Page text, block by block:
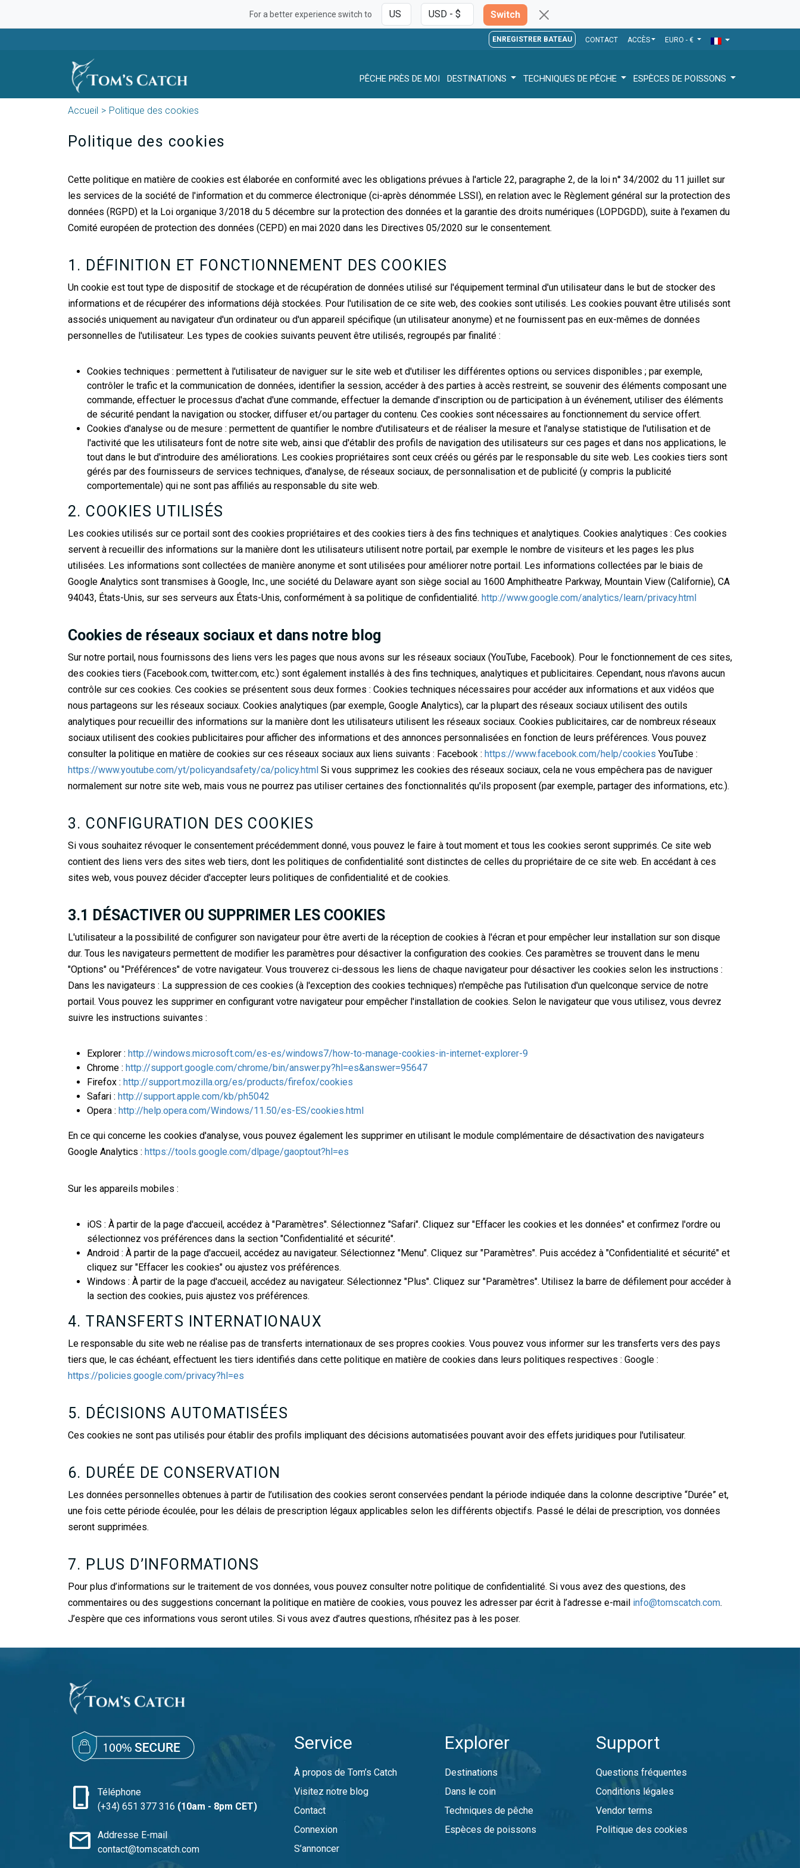
For a better experience switch to Switch
ENREGISTRER BATEAU CONTACT ACCÈS EURO - €
PÊCHE PRÈS DE MOI DESTINATIONS TECHNIQUES DE PÊCHE ESPÈCES DE POISSONS
Accueil Politique des cookies
Politique des cookies
Cette politique en matière de cookies est élaborée en conformité avec les obligations prévues à l'article 22, paragraphe 2, de la loi n° 34/2002 du 11 juillet sur
les services de la société de l'information et du commerce électronique (ci-après dénommée LSSI), en relation avec le Règlement général sur la protection des
données (RGPD) et la Loi organique 3/2018 du 5 décembre sur la protection des données et la garantie des droits numériques (LOPDGDD), suite à l'examen du
Comité européen de protection des données (CEPD) en mai 2020 dans les Directives 05/2020 sur le consentement.
1. DÉFINITION ET FONCTIONNEMENT DES COOKIES
Un cookie est tout type de dispositif de stockage et de récupération de données utilisé sur l'équipement terminal d'un utilisateur dans le but de stocker des
informations et de récupérer des informations déjà stockées. Pour l'utilisation de ce site web, des cookies sont utilisés. Les cookies pouvant être utilisés sont
associés uniquement au navigateur d'un ordinateur ou d'un appareil spécifique (un utilisateur anonyme) et ne fournissent pas en eux-mêmes de données
personnelles de l'utilisateur. Les types de cookies suivants peuvent être utilisés, regroupés par finalité :
Cookies techniques : permettent à l'utilisateur de naviguer sur le site web et d'utiliser les différentes options ou services disponibles ; par exemple,
contrôler le trafic et la communication de données, identifier la session, accéder à des parties à accès restreint, se souvenir des éléments composant une
commande, effectuer le processus d'achat d'une commande, effectuer la demande d'inscription ou de participation à un événement, utiliser des éléments
de sécurité pendant la navigation ou stocker, diffuser et/ou partager du contenu. Ces cookies sont nécessaires au fonctionnement du service offert.
Cookies d'analyse ou de mesure : permettent de quantifier le nombre d'utilisateurs et de réaliser la mesure et l'analyse statistique de l'utilisation et de
l'activité que les utilisateurs font de notre site web, ainsi que d'établir des profils de navigation des utilisateurs sur ces pages et dans nos applications, le
tout dans le but d'introduire des améliorations. Les cookies propriétaires sont ceux créés ou gérés par le responsable du site web. Les cookies tiers sont
gérés par des fournisseurs de services techniques, d'analyse, de réseaux sociaux, de personnalisation et de publicité (y compris la publicité
comportementale) qui ne sont pas affiliés au responsable du site web.
2. COOKIES UTILISÉS
Les cookies utilisés sur ce portail sont des cookies propriétaires et des cookies tiers à des fins techniques et analytiques. Cookies analytiques : Ces cookies
servent à recueillir des informations sur la manière dont les utilisateurs utilisent notre portail, par exemple le nombre de visiteurs et les pages les plus
utilisées. Les informations sont collectées de manière anonyme et sont utilisées pour améliorer notre portail. Les informations collectées par le biais de
Google Analytics sont transmises à Google, Inc., une société du Delaware ayant son siège social au 1600 Amphitheatre Parkway, Mountain View (Californie), CA
94043, États-Unis, sur ses serveurs aux États-Unis, conformément à sa politique de confidentialité. http://www.google.com/analytics/learn/privacy.html
Cookies de réseaux sociaux et dans notre blog
Sur notre portail, nous fournissons des liens vers les pages que nous avons sur les réseaux sociaux (YouTube, Facebook). Pour le fonctionnement de ces sites,
des cookies tiers (Facebook.com, twitter.com, etc.) sont également installés à des fins techniques, analytiques et publicitaires. Cependant, nous n'avons aucun
contrôle sur ces cookies. Ces cookies se présentent sous deux formes : Cookies techniques nécessaires pour accéder aux informations et aux vidéos que
nous partageons sur les réseaux sociaux. Cookies analytiques (par exemple, Google Analytics), car la plupart des réseaux sociaux utilisent des outils
analytiques pour recueillir des informations sur la manière dont les utilisateurs utilisent les réseaux sociaux. Cookies publicitaires, car de nombreux réseaux
sociaux utilisent des cookies publicitaires pour afficher des informations et des annonces personnalisées en fonction de leurs préférences. Vous pouvez
consulter la politique en matière de cookies sur ces réseaux sociaux aux liens suivants : Facebook : https://www.facebook.com/help/cookies YouTube :
https://www.youtube.com/yt/policyandsafety/ca/policy.html Si vous supprimez les cookies des réseaux sociaux, cela ne vous empêchera pas de naviguer
normalement sur notre site web, mais vous ne pourrez pas utiliser certaines des fonctionnalités qu'ils proposent (par exemple, partager des informations, etc.).
3. CONFIGURATION DES COOKIES
Si vous souhaitez révoquer le consentement précédemment donné, vous pouvez le faire à tout moment et tous les cookies seront supprimés. Ce site web
contient des liens vers des sites web tiers, dont les politiques de confidentialité sont distinctes de celles du propriétaire de ce site web. En accédant à ces
sites web, vous pouvez décider d'accepter leurs politiques de confidentialité et de cookies.
3.1 DÉSACTIVER OU SUPPRIMER LES COOKIES
L'utilisateur a la possibilité de configurer son navigateur pour être averti de la réception de cookies à l'écran et pour empêcher leur installation sur son disque
dur. Tous les navigateurs permettent de modifier les paramètres pour désactiver la configuration des cookies. Ces paramètres se trouvent dans le menu
"Options" ou "Préférences" de votre navigateur. Vous trouverez ci-dessous les liens de chaque navigateur pour désactiver les cookies selon les instructions :
Dans les navigateurs : La suppression de ces cookies (à l'exception des cookies techniques) n'empêche pas l'utilisation d'un quelconque service de notre
portail. Vous pouvez les supprimer en configurant votre navigateur pour empêcher l'installation de cookies. Selon le navigateur que vous utilisez, vous devrez
suivre les instructions suivantes :
Explorer : http://windows.microsoft.com/es-es/windows7/how-to-manage-cookies-in-internet-explorer-9
Chrome : http://support.google.com/chrome/bin/answer.py?hl=es&answer=95647
Firefox : http://support.mozilla.org/es/products/firefox/cookies
Safari : http://support.apple.com/kb/ph5042
Opera : http://help.opera.com/Windows/11.50/es-ES/cookies.html
En ce qui concerne les cookies d'analyse, vous pouvez également les supprimer en utilisant le module complémentaire de désactivation des navigateurs
Google Analytics : https://tools.google.com/dlpage/gaoptout?hl=es
Sur les appareils mobiles :
iOS : À partir de la page d'accueil, accédez à "Paramètres". Sélectionnez "Safari". Cliquez sur "Effacer les cookies et les données" et confirmez l'ordre ou
sélectionnez vos préférences dans la section "Confidentialité et sécurité".
Android : À partir de la page d'accueil, accédez au navigateur. Sélectionnez "Menu". Cliquez sur "Paramètres". Puis accédez à "Confidentialité et sécurité" et
cliquez sur "Effacer les cookies" ou ajustez vos préférences.
Windows : À partir de la page d'accueil, accédez au navigateur. Sélectionnez "Plus". Cliquez sur "Paramètres". Utilisez la barre de défilement pour accéder à
la section des cookies, puis ajustez vos préférences.
4. TRANSFERTS INTERNATIONAUX
Le responsable du site web ne réalise pas de transferts internationaux de ses propres cookies. Vous pouvez vous informer sur les transferts vers des pays
tiers que, le cas échéant, effectuent les tiers identifiés dans cette politique en matière de cookies dans leurs politiques respectives : Google :
https://policies.google.com/privacy?hl=es
5. DÉCISIONS AUTOMATISÉES
Ces cookies ne sont pas utilisés pour établir des profils impliquant des décisions automatisées pouvant avoir des effets juridiques pour l'utilisateur.
6. DURÉE DE CONSERVATION
Les données personnelles obtenues à partir de l’utilisation des cookies seront conservées pendant la période indiquée dans la colonne descriptive “Durée” et,
une fois cette période écoulée, pour les délais de prescription légaux applicables selon les différents objectifs. Passé le délai de prescription, vos données
seront supprimées.
7. PLUS D’INFORMATIONS
Pour plus d’informations sur le traitement de vos données, vous pouvez consulter notre politique de confidentialité. Si vous avez des questions, des
commentaires ou des suggestions concernant la politique en matière de cookies, vous pouvez les adresser par écrit à l’adresse e-mail info@tomscatch.com.
J’espère que ces informations vous seront utiles. Si vous avez d’autres questions, n’hésitez pas à les poser.
phone_iphone
Téléphone
(+34) 651 377 316 (10am - 8pm CET)
mail
Addresse E-mail
contact@tomscatch.com
Service
À propos de Tom’s Catch
Visitez notre blog
Contact
Connexion
S’annoncer
Explorer
Destinations
Dans le coin
Techniques de pêche
Espèces de poissons
Support
Questions fréquentes
Conditions légales
Vendor terms
Politique des cookies